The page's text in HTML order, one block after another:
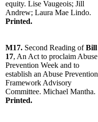
equity. Lise Vaugeois; Jill
Andrew; Laura Mae Lindo.
Printed.
M17. Second Reading ofBill
17, An Act to proclaim Abuse
Prevention Week and to
establish an Abuse Prevention
Framework Advisory
Committee. Michael Mantha.
Printed.